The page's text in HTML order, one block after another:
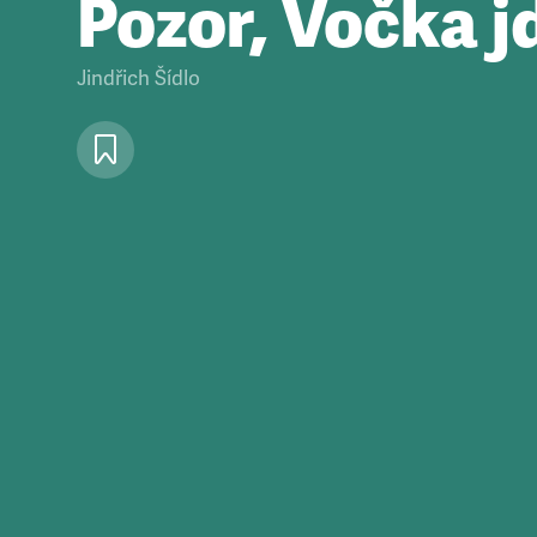
Pozor, Vočka
Jindřich Šídlo